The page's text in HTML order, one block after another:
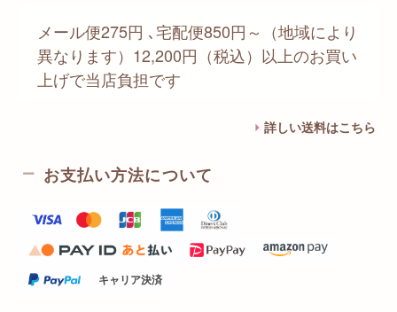
メール便275円 ､宅配便850円～（地域により
異なります）12,200円（税込）以上のお買い
上げで当店負担です
詳しい送料はこちら
お支払い方法について
キャリア決済